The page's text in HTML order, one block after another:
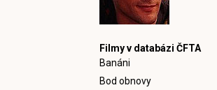
Filmy v databázi ČFTA
Banáni
Bod obnovy